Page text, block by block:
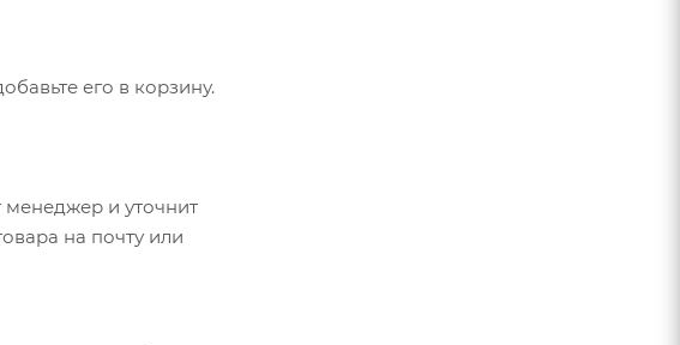
его в корзину.
и уточнит
на почту или